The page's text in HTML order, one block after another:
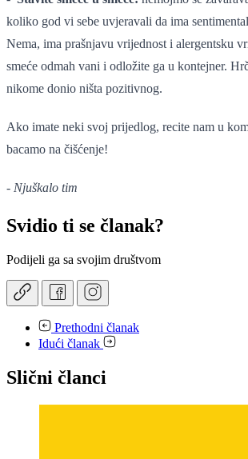
koliko god vi sebe uvjeravali da ima
Nema, ima prašnjavu vrijednost i alergentsku
smeće odmah vani i odložite ga u kontejner.
nikome donio ništa pozitivnog.
Ako imate neki svoj prijedlog, recite nam u
bacamo na čišćenje!
- Njuškalo tim
Svidio ti se članak?
Podijeli ga sa svojim društvom
Prethodni članak
Idući članak
Slični članci